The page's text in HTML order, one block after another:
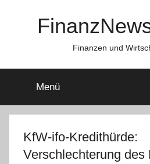
Finanzen und
Menü
KfW-ifo-Kredithürde:
Verschlechterung des